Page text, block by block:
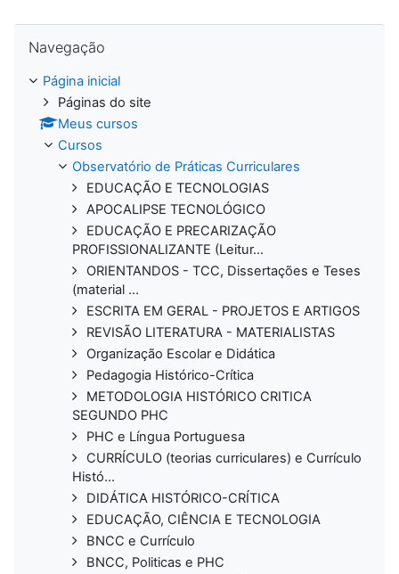
Navegação
Página inicial
Páginas do site
Meus cursos
Cursos
Observatório de Práticas Curriculares
EDUCAÇÃO E TECNOLOGIAS
APOCALIPSE TECNOLÓGICO
EDUCAÇÃO E PRECARIZAÇÃO
PROFISSIONALIZANTE (Leitur...
ORIENTANDOS - TCC, Dissertações e Teses
(material ...
ESCRITA EM GERAL - PROJETOS E ARTIGOS
REVISÃO LITERATURA - MATERIALISTAS
Organização Escolar e Didática
Pedagogia Histórico-Crítica
METODOLOGIA HISTÓRICO CRITICA
SEGUNDO PHC
PHC e Língua Portuguesa
CURRÍCULO (teorias curriculares) e Currículo
Histó...
DIDÁTICA HISTÓRICO-CRÍTICA
EDUCAÇÃO, CIÊNCIA E TECNOLOGIA
BNCC e Currículo
BNCC, Politicas e PHC